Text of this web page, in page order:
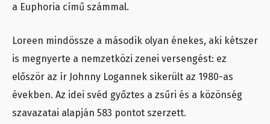
a Euphoria című számmal.
Loreen mindössze a második olyan énekes, aki kétszer
is megnyerte a nemzetközi zenei versengést: ez
először az ír Johnny Logannek sikerült az 1980-as
években. Az idei svéd győztes a zsűri és a közönség
szavazatai alapján 583 pontot szerzett.